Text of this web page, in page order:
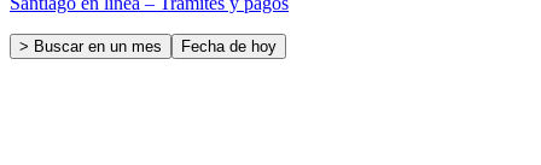
> Buscar en un mes Fecha de hoy